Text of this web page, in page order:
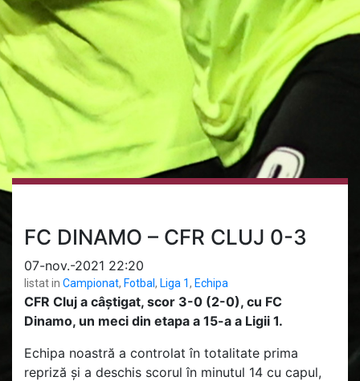
FC DINAMO – CFR CLUJ 0-3
07-nov.-2021 22:20
listat in Campionat, Fotbal , Liga 1, Echipa
CFR Cluj a câștigat, scor 3-0 (2-0), cu FC
Dinamo, un meci din etapa a 15-a a Ligii 1.
Echipa noastră a controlat în totalitate prima
repriză și a deschis scorul în minutul 14 cu capul,